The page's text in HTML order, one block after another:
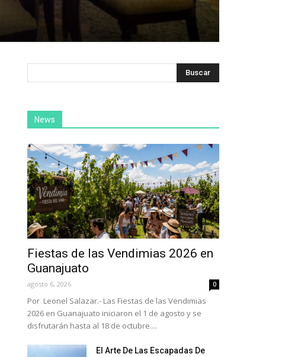
News
Fiestas de las Vendimias 2026 en
Guanajuato
agosto 6, 2026 0
Por Leonel Salazar.- Las Fiestas de las Vendimias
2026 en Guanajuato iniciaron el 1 de agosto y se
disfrutarán hasta al 18 de octubre....
El Arte De Las Escapadas De